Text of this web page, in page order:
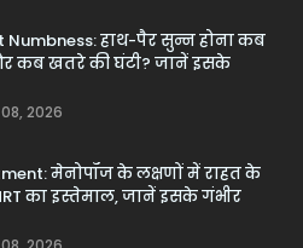
Numbness: हाथ-पैर सुन्न होना कब
कब खतरे की घंटी? जानें इसके
2026
मेनोपॉज के लक्षणों में राहत के
का इस्तेमाल, जानें इसके गंभीर